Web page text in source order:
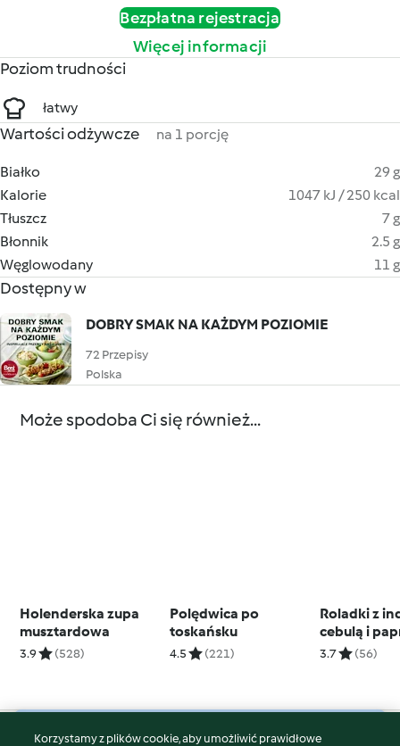
Bezpłatna rejestracja
Więcej informacji
Poziom trudności
łatwy
Wartości odżywcze na 1 porcję
Białko
29 g
Kalorie
1047 kJ / 250 kcal
Tłuszcz
7 g
Błonnik
2.5 g
Węglowodany
11 g
Dostępny w
DOBRY SMAK NA KAŻDYM POZIOMIE
72 Przepisy
Polska
Może spodoba Ci się również...
Holenderska zupa
musztardowa
3.9 (528)
Polędwica po
toskańsku
4.5 (221)
Roladki z
cebulą i
batatami i
3.7 (56)
© Copyright 2026
Korzystamy z plików cookie, aby umożliwić prawidłowe